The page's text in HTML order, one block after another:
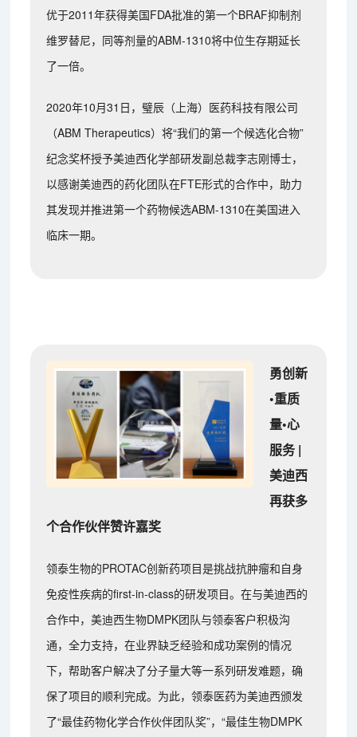
优于2011年获得美国FDA批准的第一个BRAF抑制剂
维罗替尼，同等剂量的ABM-1310将中位生存期延长
了一倍。
2020年10月31日，璧辰（上海）医药科技有限公司
（ABM Therapeutics）将“我们的第一个候选化合物”
纪念奖杯授予美迪西化学部研发副总裁李志刚博士，
以感谢美迪西的药化团队在FTE形式的合作中，助力
其发现并推进第一个药物候选ABM-1310在美国进入
临床一期。
勇创新
•重质
量•心
服务 |
美迪西
再获多
个合作伙伴赞许嘉奖
领泰生物的PROTAC创新药项目是挑战抗肿瘤和自身
免疫性疾病的first-in-class的研发项目。在与美迪西的
合作中，美迪西生物DMPK团队与领泰客户积极沟
通，全力支持，在业界缺乏经验和成功案例的情况
下，帮助客户解决了分子量大等一系列研发难题，确
保了项目的顺利完成。为此，领泰医药为美迪西颁发
了“最佳药物化学合作伙伴团队奖”，“最佳生物DMPK